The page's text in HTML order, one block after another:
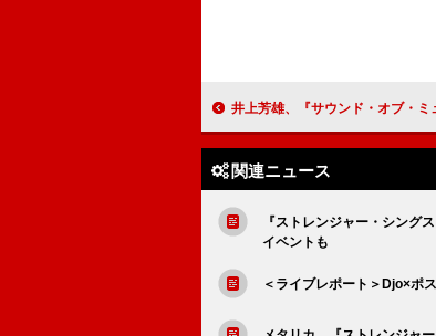
井上芳雄、『サウンド・オブ・ミュージック』は“ミュージカル映画のお手本” 60
関連ニュース
『ストレンジャー・シング
イベントも
＜ライブレポート＞Djo×ポ